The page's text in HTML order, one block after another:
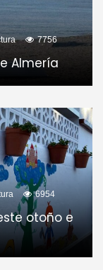
7756
Almería
6954
otoño e